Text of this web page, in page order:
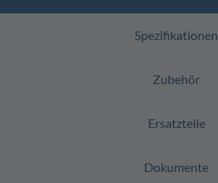
Spezifikationen
Zubehör
Ersatzteile
Dokumente